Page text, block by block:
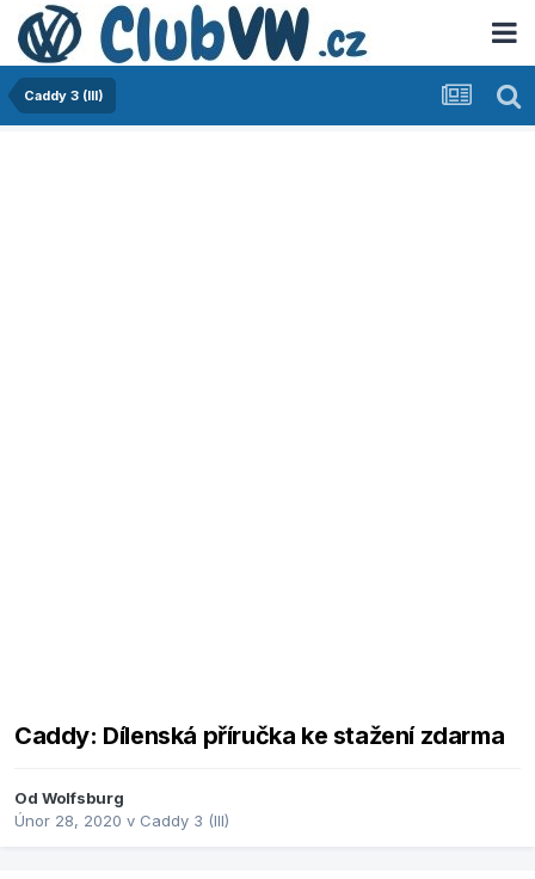
Caddy 3 (III)
Caddy: Dílenská příručka ke stažení zdarma
Od Wolfsburg
Únor 28, 2020 v Caddy 3 (III)